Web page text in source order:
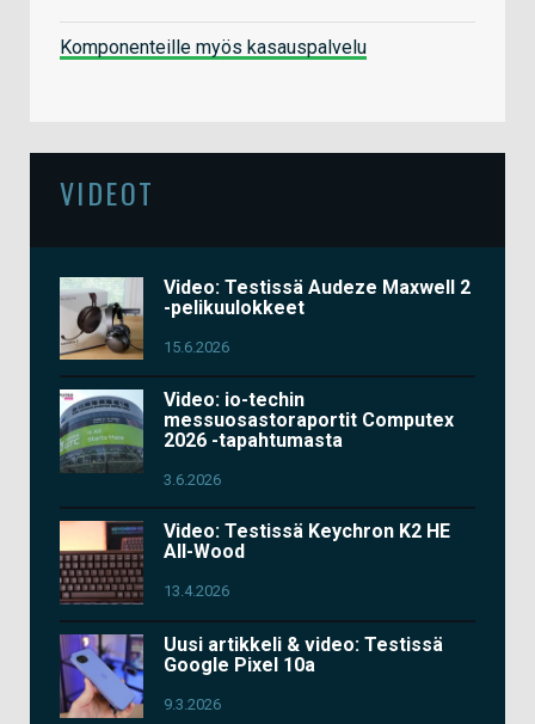
Komponenteille myös kasauspalvelu
VIDEOT
Video: Testissä Audeze Maxwell 2
-pelikuulokkeet
15.6.2026
Video: io-techin
messuosastoraportit Computex
2026 -tapahtumasta
3.6.2026
Video: Testissä Keychron K2 HE
All-Wood
13.4.2026
Uusi artikkeli & video: Testissä
Google Pixel 10a
9.3.2026